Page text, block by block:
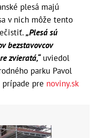
plesá majú
v nich môže tento
„Plesá sú
bezstavovcov
zvieratá,“uviedol
parku Pavol
pre noviny.sk